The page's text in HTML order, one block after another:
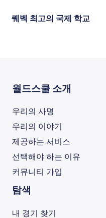
퀘벡 최고의 국제 학교
월드스쿨 소개
우리의 사명
우리의 이야기
제공하는 서비스
선택해야 하는 이유
커뮤니티 가입
탐색
내 경기 찾기